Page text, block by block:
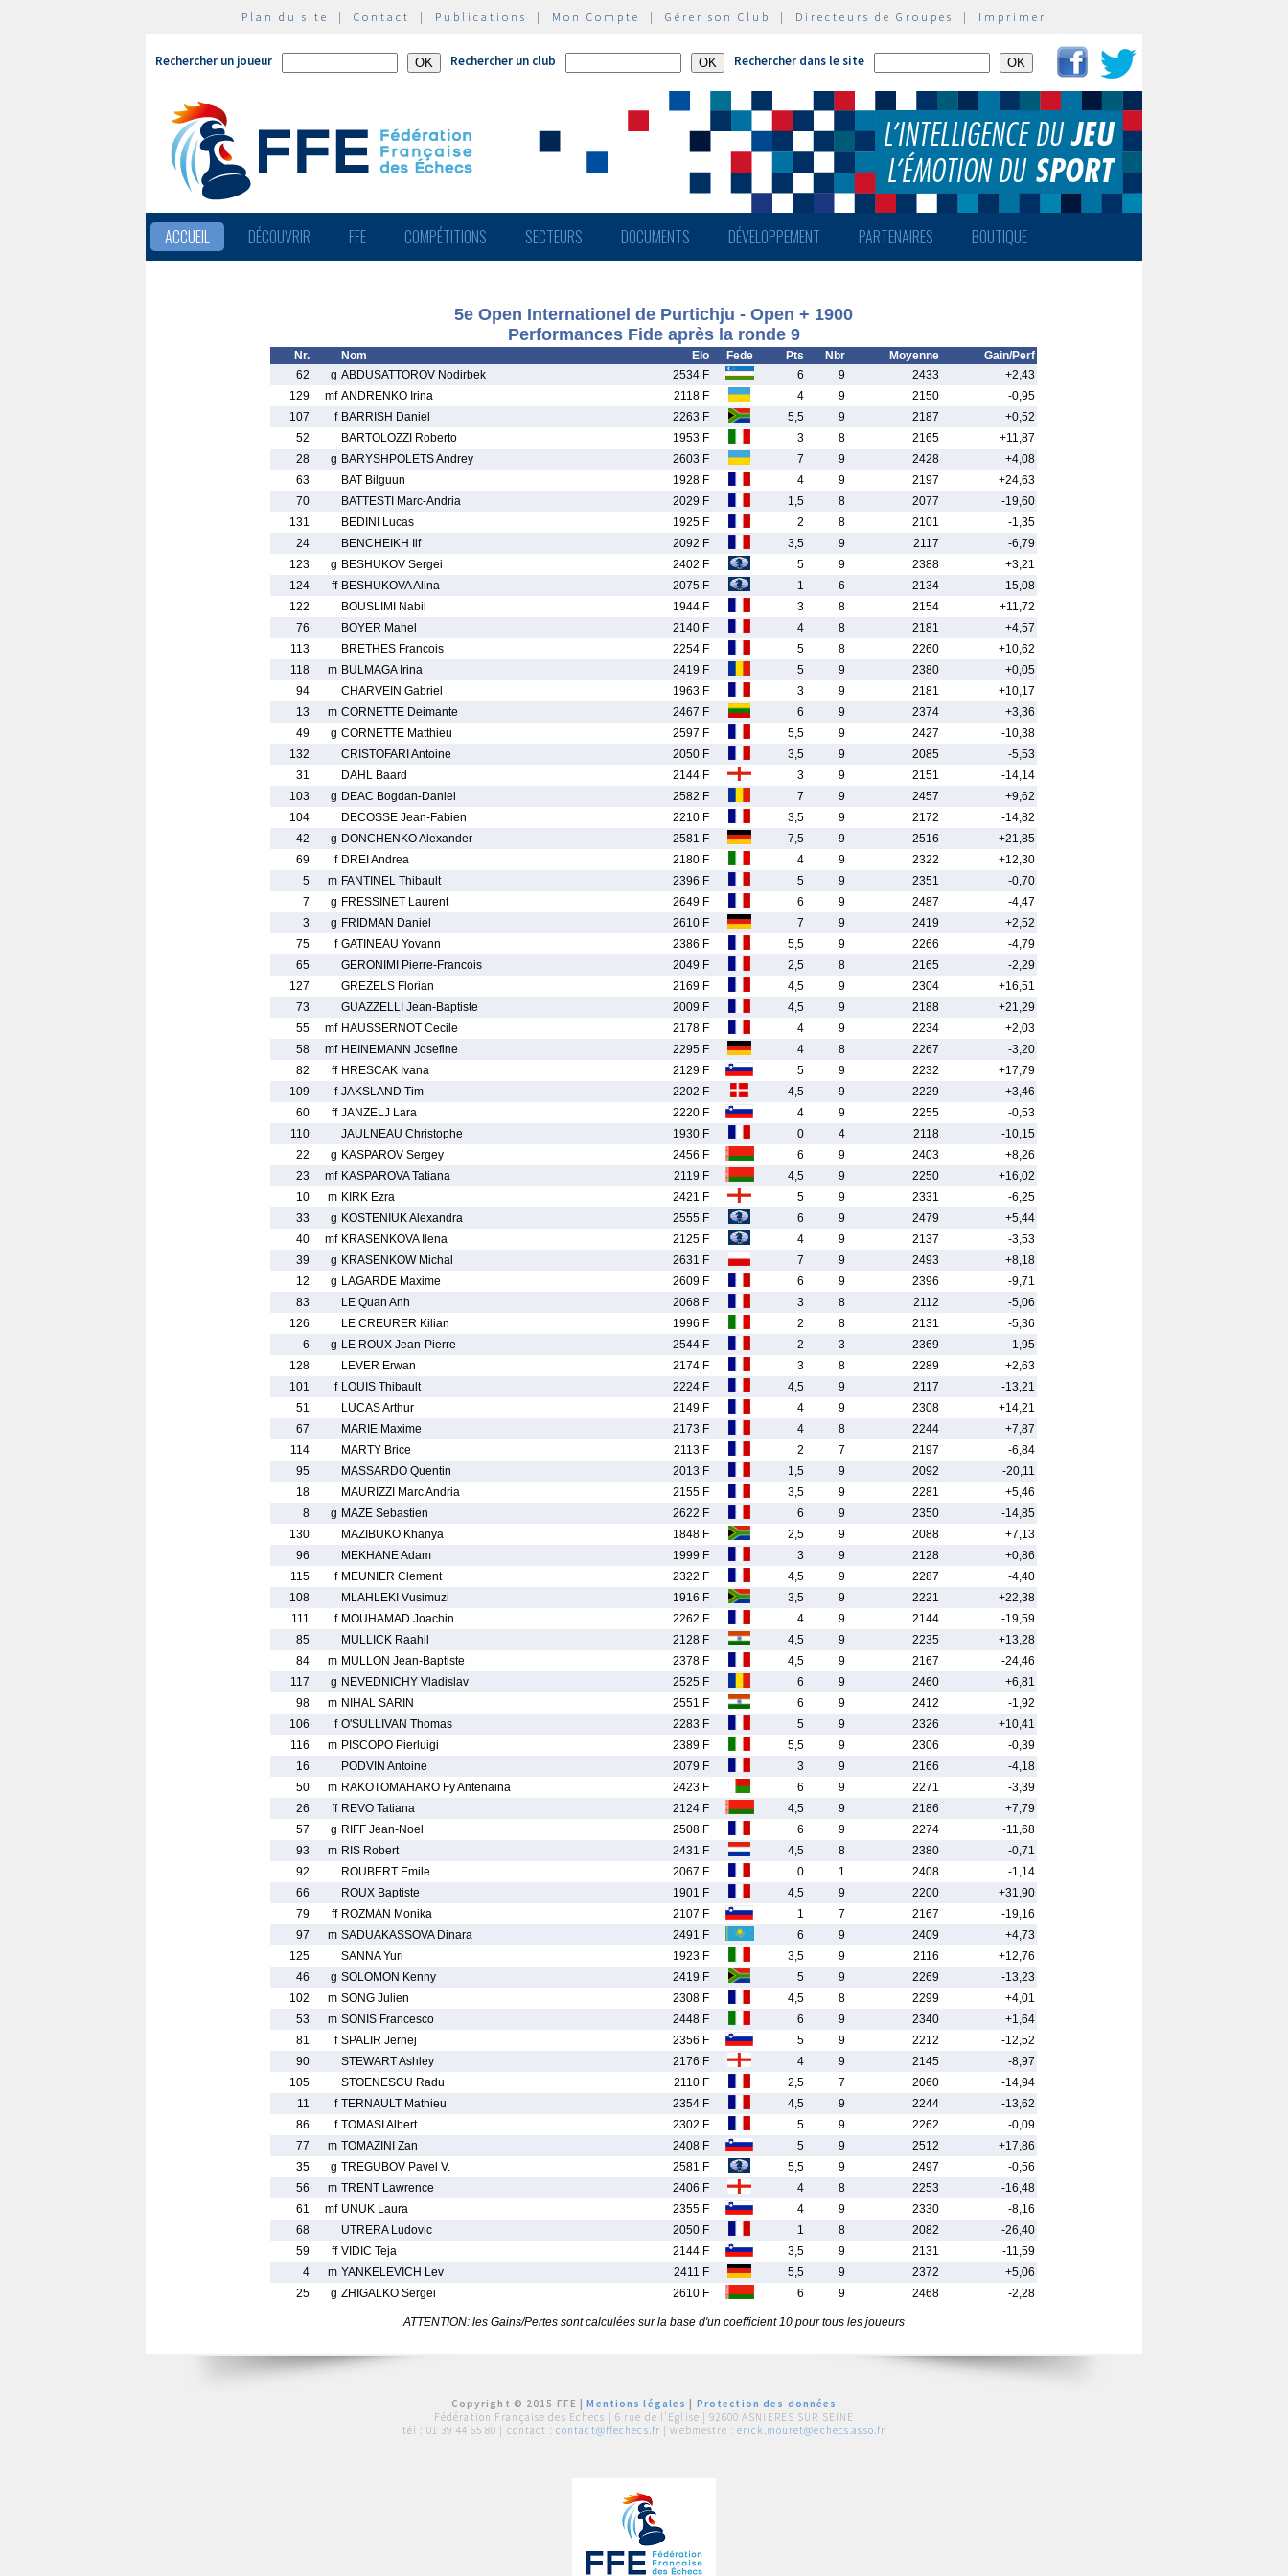
Plan du site | Contact | Publications | Mon Compte | Gérer son Club | Directeurs de Groupes | Imprimer
Rechercher un joueur Rechercher un club Rechercher dans le site
ACCUEIL DÉCOUVRIR FFE COMPÉTITIONS SECTEURS DOCUMENTS DÉVELOPPEMENT PARTENAIRES BOUTIQUE
5e Open Internationel de Purtichju - Open + 1900
Performances Fide après la ronde 9
Nr. Nom Elo Fede Pts Nbr Moyenne
Gain/Perf
62
g ABDUSATTOROV Nodirbek 2534 F 6 9 2433
+2,43
129
mf ANDRENKO Irina 2118 F 4 9 2150
-0,95
107
f BARRISH Daniel 2263 F 5,5 9 2187
+0,52
52
BARTOLOZZI Roberto 1953 F 3 8 2165
+11,87
28
g BARYSHPOLETS Andrey 2603 F 7 9 2428
+4,08
63
BAT Bilguun 1928 F 4 9 2197
+24,63
70
BATTESTI Marc-Andria 2029 F 1,5 8 2077
-19,60
131
BEDINI Lucas 1925 F 2 8 2101
-1,35
24
BENCHEIKH Ilf 2092 F 3,5 9 2117
-6,79
123
g BESHUKOV Sergei 2402 F 5 9 2388
+3,21
124
ff BESHUKOVA Alina 2075 F 1 6 2134
-15,08
122
BOUSLIMI Nabil 1944 F 3 8 2154
+11,72
76
BOYER Mahel 2140 F 4 8 2181
+4,57
113
BRETHES Francois 2254 F 5 8 2260
+10,62
118
m BULMAGA Irina 2419 F 5 9 2380
+0,05
94
CHARVEIN Gabriel 1963 F 3 9 2181
+10,17
13
m CORNETTE Deimante 2467 F 6 9 2374
+3,36
49
g CORNETTE Matthieu 2597 F 5,5 9 2427
-10,38
132
CRISTOFARI Antoine 2050 F 3,5 9 2085
-5,53
31
DAHL Baard 2144 F 3 9 2151
-14,14
103
g DEAC Bogdan-Daniel 2582 F 7 9 2457
+9,62
104
DECOSSE Jean-Fabien 2210 F 3,5 9 2172
-14,82
42
g DONCHENKO Alexander 2581 F 7,5 9 2516
+21,85
69
f DREI Andrea 2180 F 4 9 2322
+12,30
5
m FANTINEL Thibault 2396 F 5 9 2351
-0,70
7
g FRESSINET Laurent 2649 F 6 9 2487
-4,47
3
g FRIDMAN Daniel 2610 F 7 9 2419
+2,52
75
f GATINEAU Yovann 2386 F 5,5 9 2266
-4,79
65
GERONIMI Pierre-Francois 2049 F 2,5 8 2165
-2,29
127
GREZELS Florian 2169 F 4,5 9 2304
+16,51
73
GUAZZELLI Jean-Baptiste 2009 F 4,5 9 2188
+21,29
55
mf HAUSSERNOT Cecile 2178 F 4 9 2234
+2,03
58
mf HEINEMANN Josefine 2295 F 4 8 2267
-3,20
82
ff HRESCAK Ivana 2129 F 5 9 2232
+17,79
109
f JAKSLAND Tim 2202 F 4,5 9 2229
+3,46
60
ff JANZELJ Lara 2220 F 4 9 2255
-0,53
110
JAULNEAU Christophe 1930 F 0 4 2118
-10,15
22
g KASPAROV Sergey 2456 F 6 9 2403
+8,26
23
mf KASPAROVA Tatiana 2119 F 4,5 9 2250
+16,02
10
m KIRK Ezra 2421 F 5 9 2331
-6,25
33
g KOSTENIUK Alexandra 2555 F 6 9 2479
+5,44
40
mf KRASENKOVA Ilena 2125 F 4 9 2137
-3,53
39
g KRASENKOW Michal 2631 F 7 9 2493
+8,18
12
g LAGARDE Maxime 2609 F 6 9 2396
-9,71
83
LE Quan Anh 2068 F 3 8 2112
-5,06
126
LE CREURER Kilian 1996 F 2 8 2131
-5,36
6
g LE ROUX Jean-Pierre 2544 F 2 3 2369
-1,95
128
LEVER Erwan 2174 F 3 8 2289
+2,63
101
f LOUIS Thibault 2224 F 4,5 9 2117
-13,21
51
LUCAS Arthur 2149 F 4 9 2308
+14,21
67
MARIE Maxime 2173 F 4 8 2244
+7,87
114
MARTY Brice 2113 F 2 7 2197
-6,84
95
MASSARDO Quentin 2013 F 1,5 9 2092
-20,11
18
MAURIZZI Marc Andria 2155 F 3,5 9 2281
+5,46
8
g MAZE Sebastien 2622 F 6 9 2350
-14,85
130
MAZIBUKO Khanya 1848 F 2,5 9 2088
+7,13
96
MEKHANE Adam 1999 F 3 9 2128
+0,86
115
f MEUNIER Clement 2322 F 4,5 9 2287
-4,40
108
MLAHLEKI Vusimuzi 1916 F 3,5 9 2221
+22,38
111
f MOUHAMAD Joachin 2262 F 4 9 2144
-19,59
85
MULLICK Raahil 2128 F 4,5 9 2235
+13,28
84
m MULLON Jean-Baptiste 2378 F 4,5 9 2167
-24,46
117
g NEVEDNICHY Vladislav 2525 F 6 9 2460
+6,81
98
m NIHAL SARIN 2551 F 6 9 2412
-1,92
106
f O'SULLIVAN Thomas 2283 F 5 9 2326
+10,41
116
m PISCOPO Pierluigi 2389 F 5,5 9 2306
-0,39
16
PODVIN Antoine 2079 F 3 9 2166
-4,18
50
m RAKOTOMAHARO Fy Antenaina 2423 F 6 9 2271
-3,39
26
ff REVO Tatiana 2124 F 4,5 9 2186
+7,79
57
g RIFF Jean-Noel 2508 F 6 9 2274
-11,68
93
m RIS Robert 2431 F 4,5 8 2380
-0,71
92
ROUBERT Emile 2067 F 0 1 2408
-1,14
66
ROUX Baptiste 1901 F 4,5 9 2200
+31,90
79
ff ROZMAN Monika 2107 F 1 7 2167
-19,16
97
m SADUAKASSOVA Dinara 2491 F 6 9 2409
+4,73
125
SANNA Yuri 1923 F 3,5 9 2116
+12,76
46
g SOLOMON Kenny 2419 F 5 9 2269
-13,23
102
m SONG Julien 2308 F 4,5 8 2299
+4,01
53
m SONIS Francesco 2448 F 6 9 2340
+1,64
81
f SPALIR Jernej 2356 F 5 9 2212
-12,52
90
STEWART Ashley 2176 F 4 9 2145
-8,97
105
STOENESCU Radu 2110 F 2,5 7 2060
-14,94
11
f TERNAULT Mathieu 2354 F 4,5 9 2244
-13,62
86
f TOMASI Albert 2302 F 5 9 2262
-0,09
77
m TOMAZINI Zan 2408 F 5 9 2512
+17,86
35
g TREGUBOV Pavel V. 2581 F 5,5 9 2497
-0,56
56
m TRENT Lawrence 2406 F 4 8 2253
-16,48
61
mf UNUK Laura 2355 F 4 9 2330
-8,16
68
UTRERA Ludovic 2050 F 1 8 2082
-26,40
59
ff VIDIC Teja 2144 F 3,5 9 2131
-11,59
4
m YANKELEVICH Lev 2411 F 5,5 9 2372
+5,06
25
g ZHIGALKO Sergei 2610 F 6 9 2468 -2,28
ATTENTION: les Gains/Pertes sont calculées sur la base d'un coefficient 10 pour tous les joueurs
Copyright © 2015 FFE |Mentions légales
Protection des données
Fédération Française des Echecs | 6 rue de l'Eglise | 92600 ASNIERES SUR SEINE
tél : 01 39 44 65 80 | contact : contact@ffechecs.fr | webmestre : erick.mouret@echecs.asso.fr